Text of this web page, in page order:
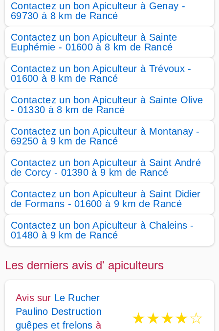
Contactez un bon Apiculteur à Genay -
69730 à 8 km de Rancé
Contactez un bon Apiculteur à Sainte
Euphémie - 01600 à 8 km de Rancé
Contactez un bon Apiculteur à Trévoux -
01600 à 8 km de Rancé
Contactez un bon Apiculteur à Sainte Olive
- 01330 à 8 km de Rancé
Contactez un bon Apiculteur à Montanay -
69250 à 9 km de Rancé
Contactez un bon Apiculteur à Saint André
de Corcy - 01390 à 9 km de Rancé
Contactez un bon Apiculteur à Saint Didier
de Formans - 01600 à 9 km de Rancé
Contactez un bon Apiculteur à Chaleins -
01480 à 9 km de Rancé
Les derniers avis d' apiculteurs
Avis sur Le Rucher
Paulino Destruction
guêpes et frelons à
★★★★☆